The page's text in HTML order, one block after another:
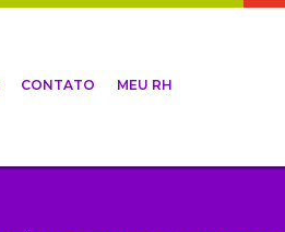
CONTATO MEU RH